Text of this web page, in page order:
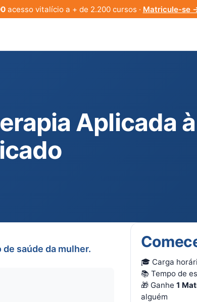
acesso vitalício a + de 2.200 cursos · Matricule-se
Aplicada à
saúde da mulher.
🎓 Carga
📚 Tempo de
🎁 Ganhe 1
alguém